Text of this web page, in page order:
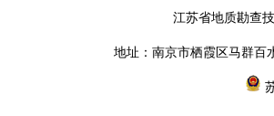
江苏省地质勘查
地址：南京市栖霞区马群百